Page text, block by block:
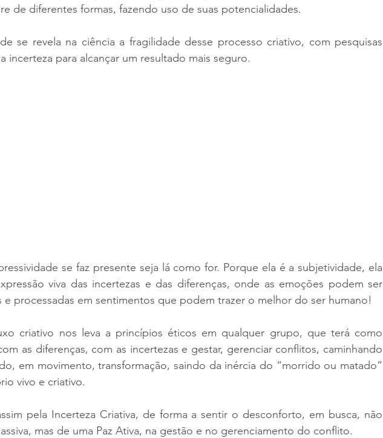
de diferentes formas, fazendo uso de suas potencialidades.
se revela na ciência a fragilidade desse processo criativo, com pesquisas
incerteza para alcançar um resultado mais seguro.
se faz presente seja lá como for. Porque ela é a subjetividade, ela
viva das incertezas e das diferenças, onde as emoções podem ser
e processadas em sentimentos que podem trazer o melhor do ser humano!
criativo nos leva a princípios éticos em qualquer grupo, que terá como
as diferenças, com as incertezas e gestar, gerenciar conflitos, caminhando
em movimento, transformação, saindo da inércia do “morrido ou matado”
vivo e criativo.
pela Incerteza Criativa, de forma a sentir o desconforto, em busca, não
mas de uma Paz Ativa, na gestão e no gerenciamento do conflito.